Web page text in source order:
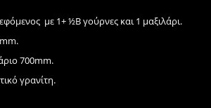
με 1+ ½B γούρνες και 1 μαξιλάρι.
700mm.
γρανίτη.